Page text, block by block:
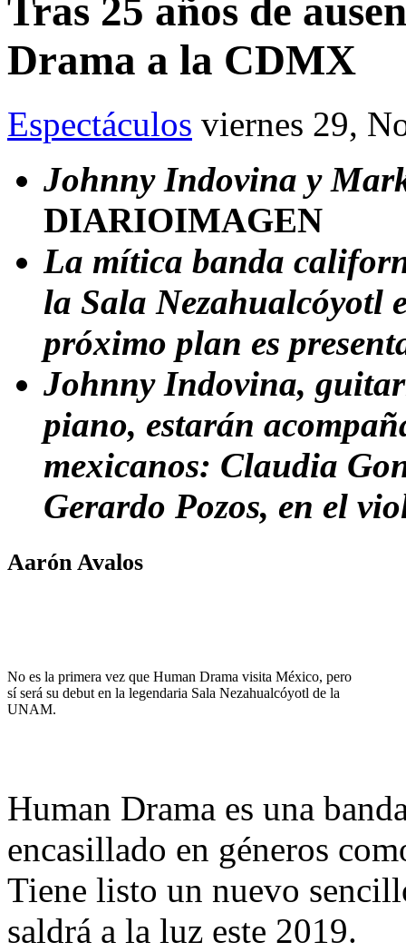
Tras 25 años de
Drama a la CDMX
Espectáculos viernes 29,
Johnny Indovina y
DIARIOIMAGEN
La mítica banda
la Sala Nezahualcóyotl
próximo plan es
Johnny Indovina,
piano, estarán
mexicanos: Claudia
Gerardo Pozos, en el
Aarón Avalos
No es la primera vez que Human Drama visita México, pero
sí será su debut en la legendaria Sala Nezahualcóyotl de la
UNAM.
Human Drama es una
encasillado en géneros
Tiene listo un nuevo
saldrá a la luz este 2019.